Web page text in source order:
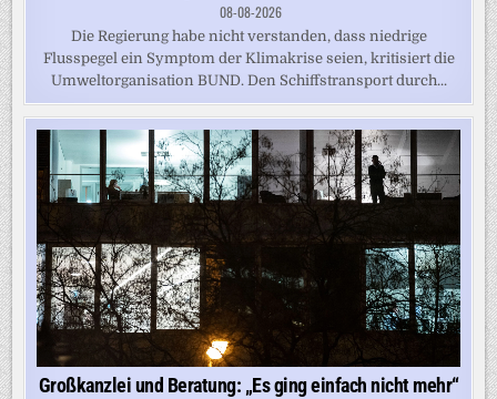
08-08-2026
Die Regierung habe nicht verstanden, dass niedrige
Flusspegel ein Symptom der Klimakrise seien, kritisiert die
Umweltorganisation BUND. Den Schiffstransport durch...
Großkanzlei und Beratung: „Es ging einfach nicht mehr“